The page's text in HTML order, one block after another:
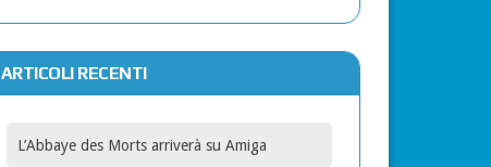
ARTICOLI RECENTI
L’Abbaye des Morts arriverà su Amiga